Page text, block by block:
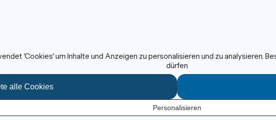
'Cookies' um Inhalte und Anzeigen zu personalisieren und zu analysieren.
dürfen
alle Cookies
Personalisieren